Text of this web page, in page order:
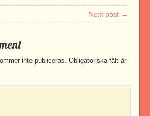
Next post →
inte publiceras. Obligatoriska fält är